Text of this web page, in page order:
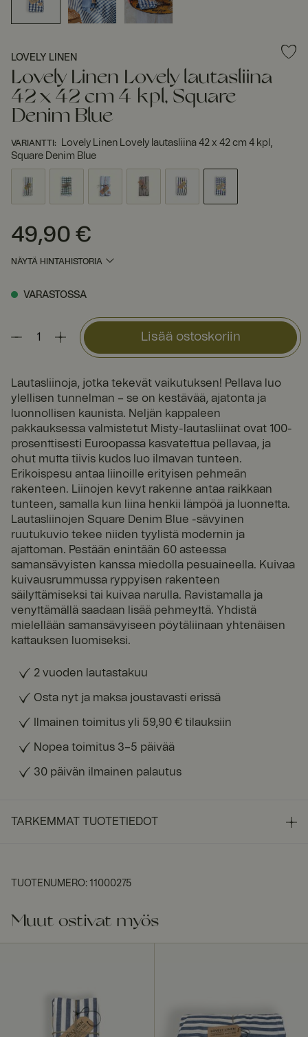
LOVELY LINEN
Lovely Linen Lovely lautasliina
42 x 42 cm 4 kpl, Square
Denim Blue
VARIANTTI :
Lovely Linen Lovely lautasliina 42 x 42 cm 4 kpl,
Square Denim Blue
Hinta :49,90 €
49,90 €
NÄYTÄ HINTAHISTORIA
VARASTOSSA
Lisää ostoskoriin
Lautasliinoja, jotka tekevät vaikutuksen! Pellava luo
ylellisen tunnelman – se on kestävää, ajatonta ja
luonnollisen kaunista. Neljän kappaleen
pakkauksessa valmistetut Misty-lautasliinat ovat 100-
prosenttisesti Euroopassa kasvatettua pellavaa, ja
ohut mutta tiivis kudos luo ilmavan tunteen.
Erikoispesu antaa liinoille erityisen pehmeän
rakenteen. Liinojen kevyt rakenne antaa raikkaan
tunteen, samalla kun liina henkii lämpöä ja luonnetta.
Lautasliinojen Square Denim Blue -sävyinen
ruutukuvio tekee niiden tyylistä modernin ja
ajattoman. Pestään enintään 60 asteessa
samansävyisten kanssa miedolla pesuaineella. Kuivaa
kuivausrummussa ryppyisen rakenteen
säilyttämiseksi tai kuivaa narulla. Ravistamalla ja
venyttämällä saadaan lisää pehmeyttä. Yhdistä
mielellään samansävyiseen pöytäliinaan yhtenäisen
kattauksen luomiseksi.
2 vuoden lautastakuu
Osta nyt ja maksa joustavasti erissä
Ilmainen toimitus yli 59,90 € tilauksiin
Nopea toimitus 3–5 päivää
30 päivän ilmainen palautus
TARKEMMAT TUOTETIEDOT
TUOTENUMERO: 11000275
Muut ostivat myös